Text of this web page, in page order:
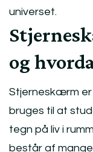
universet.
og
Stjerneskærm
bruges til at
tegn på liv i
består af